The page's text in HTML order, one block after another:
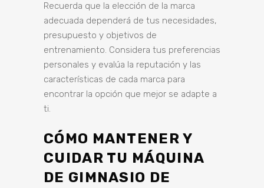
Recuerda que la elección de la marca
adecuada dependerá de tus necesidades,
presupuesto y objetivos de
entrenamiento. Considera tus preferencias
personales y evalúa la reputación y las
características de cada marca para
encontrar la opción que mejor se adapte a
ti.
CÓMO MANTENER Y
CUIDAR TU MÁQUINA
DE GIMNASIO DE